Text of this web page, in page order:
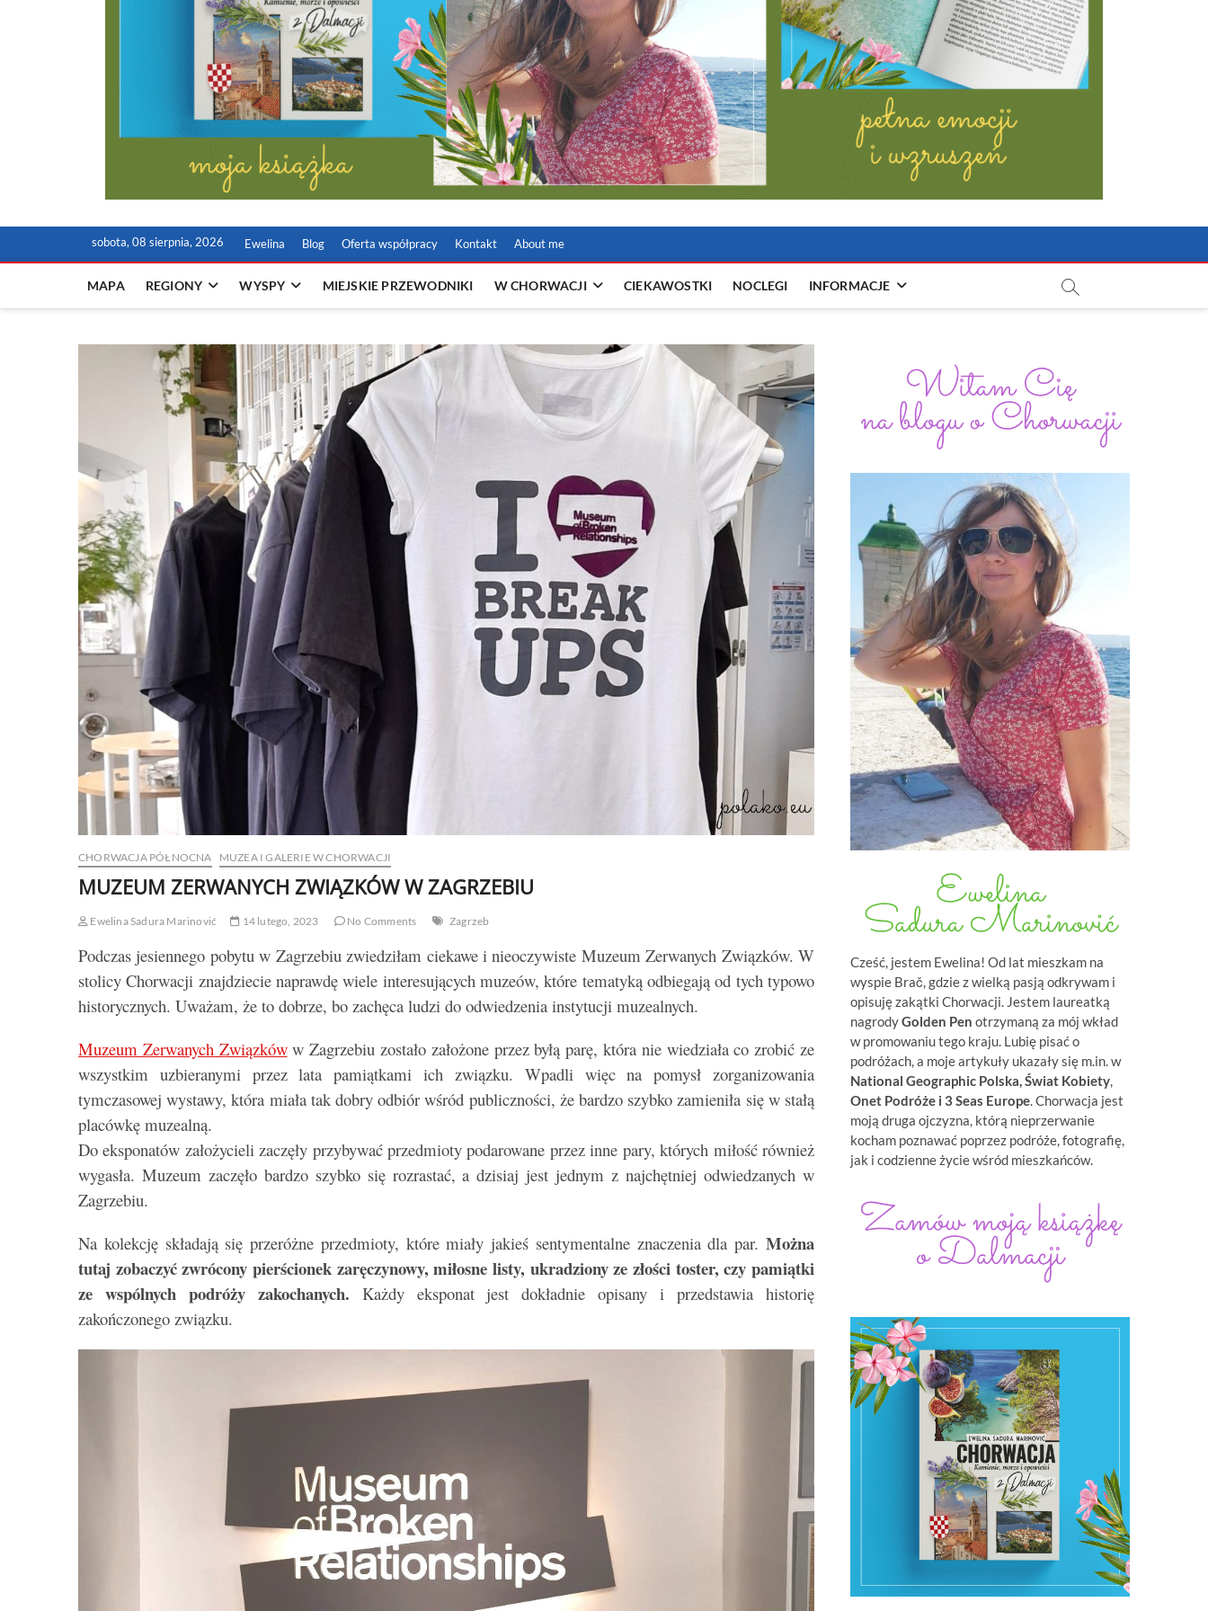
sobota, 08 sierpnia, 2026 Ewelina Blog Oferta współpracy Kontakt About me
MAPA REGIONY WYSPY MIEJSKIE PRZEWODNIKI W CHORWACJI CIEKAWOSTKI NOCLEGI INFORMACJE
CHORWACJA PÓŁNOCNA MUZEA I GALERIE W CHORWACJI
MUZEUM ZERWANYCH ZWIĄZKÓW W ZAGRZEBIU
Ewelina Sadura Marinović 14 lutego, 2023 No Comments Zagrzeb
Podczas jesiennego pobytu w Zagrzebiu zwiedziłam ciekawe i nieoczywiste Muzeum Zerwanych Związków. W
stolicy Chorwacji znajdziecie naprawdę wiele interesujących muzeów, które tematyką odbiegają od tych typowo
historycznych. Uważam, że to dobrze, bo zachęca ludzi do odwiedzenia instytucji muzealnych.
Muzeum Zerwanych Związkóww Zagrzebiu zostało założone przez byłą parę, która nie wiedziała co zrobić ze
wszystkim uzbieranymi przez lata pamiątkami ich związku. Wpadli więc na pomysł zorganizowania
tymczasowej wystawy, która miała tak dobry odbiór wśród publiczności, że bardzo szybko zamieniła się w stałą
placówkę muzealną.
Do eksponatów założycieli zaczęły przybywać przedmioty podarowane przez inne pary, których miłość również
wygasła. Muzeum zaczęło bardzo szybko się rozrastać, a dzisiaj jest jednym z najchętniej odwiedzanych w
Zagrzebiu.
Na kolekcję składają się przeróżne przedmioty, które miały jakieś sentymentalne znaczenia dla par. Można
tutaj zobaczyć zwrócony pierścionek zaręczynowy, miłosne listy, ukradziony ze złości toster, czy pamiątki
ze wspólnych podróży zakochanych. Każdy eksponat jest dokładnie opisany i przedstawia historię
zakończonego związku.
Cześć, jestem Ewelina! Od lat mieszkam na
wyspie Brač, gdzie z wielką pasją odkrywam i
opisuję zakątki Chorwacji. Jestem laureatką
nagrodyGolden Pen otrzymaną za mój wkład
w promowaniu tego kraju. Lubię pisać o
podróżach, a moje artykuły ukazały się m.in. w
National Geographic Polska, Świat Kobiety,
Onet Podróże i 3 Seas Europe. Chorwacja jest
moją druga ojczyzna, którą nieprzerwanie
kocham poznawać poprzez podróże, fotografię,
jak i codzienne życie wśród mieszkańców.